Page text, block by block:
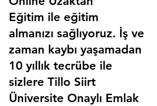
Eğitim ile eğitim
almanızı sağlıyoruz. İş ve
zaman kaybı yaşamadan
10 yıllık tecrübe ile
sizlere Tillo Siirt
Üniversite Onaylı Emlak